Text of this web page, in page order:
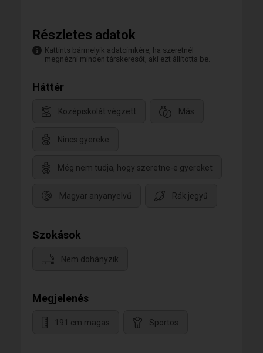
Részletes adatok
Kattints bármelyik adatcímkére, ha szeretnél
megnézni minden társkeresőt, aki ezt állította be.
Háttér
Középiskolát végzett Más
Nincs gyereke
Még nem tudja, hogy szeretne-e gyereket
Magyar anyanyelvű Rák jegyű
Szokások
Nem dohányzik
Megjelenés
191 cm magas Sportos